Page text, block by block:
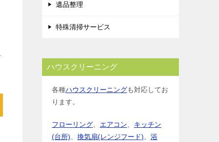
遺品整理
特殊清掃サービス
ハウスクリーニング
各種ハウスクリーニングも対応してお
ります。
フローリング エアコン
キッチン
(台所)
換気扇(レンジフード)
浴